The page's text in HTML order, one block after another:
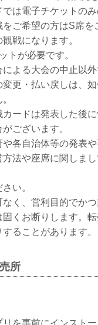
は電子チケットのみ
ご希望の方はS席を
戦になります。
トが必要です。
よる大会の中止以
変更・払い戻しは、
ードは発表した後
ございます。
や各自治体等の発表
法や座席に関しま
い。
く、営利目的でか
くお断りします。
ることがあります。
所